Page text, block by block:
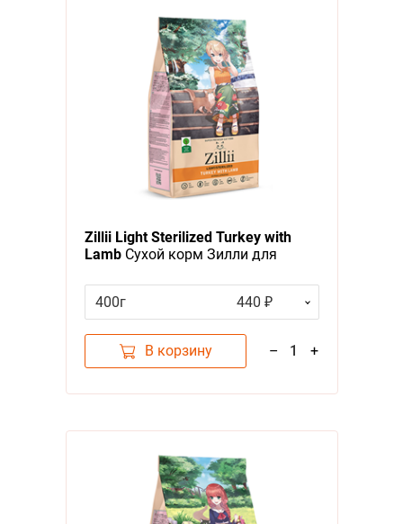
Zillii Light Sterilized Turkey with
LambСухой корм Зилли для
Избыточным весом Индейка с
Ягненком
400г 440 ₽
В корзину – 1 +